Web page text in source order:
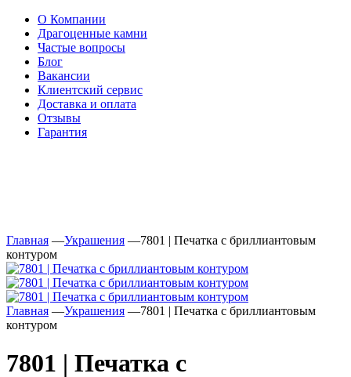
О Компании
Драгоценные камни
Частые вопросы
Блог
Вакансии
Клиентский сервис
Доставка и оплата
Отзывы
Гарантия
Главная —Украшения —7801 | Печатка с бриллиантовым
контуром
Главная —Украшения —7801 | Печатка с бриллиантовым
контуром
7801 | Печатка с